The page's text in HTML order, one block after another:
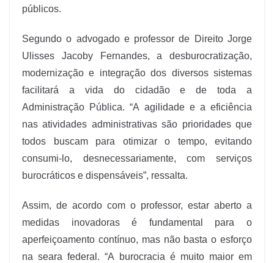
públicos.
Segundo o advogado e professor de Direito Jorge
Ulisses Jacoby Fernandes, a desburocratização,
modernização e integração dos diversos sistemas
facilitará a vida do cidadão e de toda a
Administração Pública. “A agilidade e a eficiência
nas atividades administrativas são prioridades que
todos buscam para otimizar o tempo, evitando
consumi-lo, desnecessariamente, com serviços
burocráticos e dispensáveis”, ressalta.
Assim, de acordo com o professor, estar aberto a
medidas inovadoras é fundamental para o
aperfeiçoamento contínuo, mas não basta o esforço
na seara federal. “A burocracia é muito maior em